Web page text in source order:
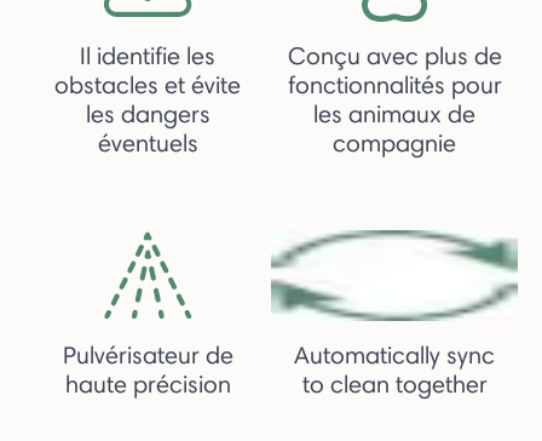
Il identifie les
obstacles et évite
les dangers
éventuels
Conçu avec plus de
fonctionnalités pour
les animaux de
compagnie
Pulvérisateur de
haute précision
Automatically sync
to clean together